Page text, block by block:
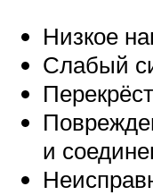
Низкое
Слабый
и